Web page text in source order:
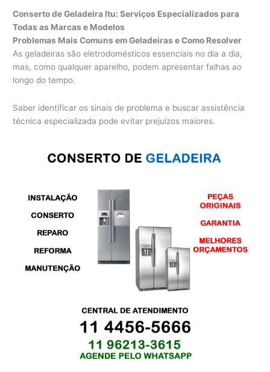
Conserto de Geladeira Itu: Serviços Especializados para
Todas as Marcas e Modelos
Problemas Mais Comuns em Geladeiras e Como Resolver
As geladeiras são eletrodomésticos essenciais no dia a dia,
mas, como qualquer aparelho, podem apresentar falhas ao
longo do tempo.
Saber identificar os sinais de problema e buscar assistência
técnica especializada pode evitar prejuízos maiores.